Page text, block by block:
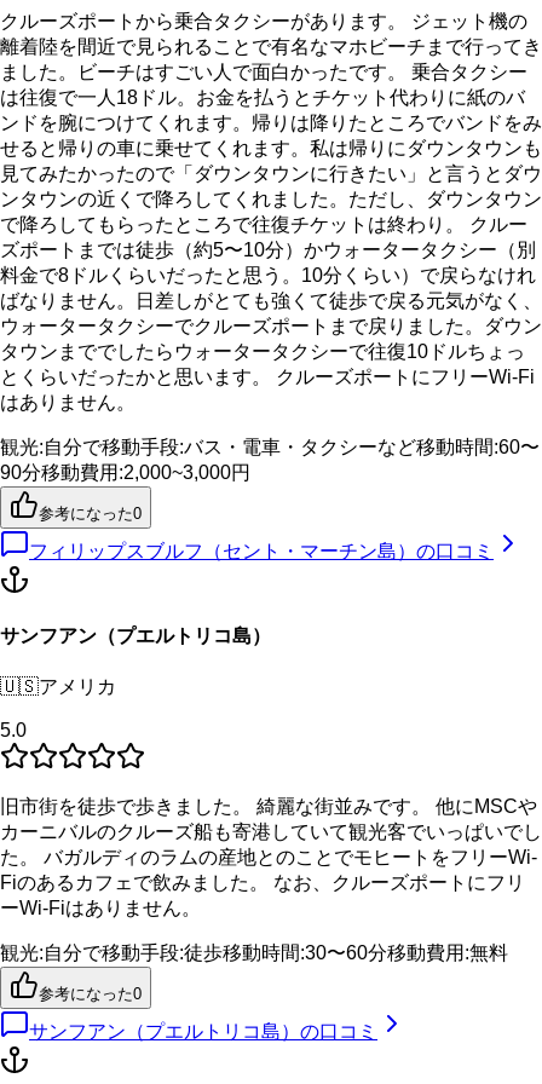
クルーズポートから乗合タクシーがあります。 ジェット機の
離着陸を間近で見られることで有名なマホビーチまで行ってき
ました。ビーチはすごい人で面白かったです。 乗合タクシー
は往復で一人18ドル。お金を払うとチケット代わりに紙のバ
ンドを腕につけてくれます。帰りは降りたところでバンドをみ
せると帰りの車に乗せてくれます。私は帰りにダウンタウンも
見てみたかったので「ダウンタウンに行きたい」と言うとダウ
ンタウンの近くで降ろしてくれました。ただし、ダウンタウン
で降ろしてもらったところで往復チケットは終わり。 クルー
ズポートまでは徒歩（約5〜10分）かウォータータクシー（別
料金で8ドルくらいだったと思う。10分くらい）で戻らなけれ
ばなりません。日差しがとても強くて徒歩で戻る元気がなく、
ウォータータクシーでクルーズポートまで戻りました。ダウン
タウンまででしたらウォータータクシーで往復10ドルちょっ
とくらいだったかと思います。 クルーズポートにフリーWi-Fi
はありません。
観光:自分で移動手段:バス・電車・タクシーなど移動時間:60〜
90分移動費用 :2,000~3,000円
参考になった0
フィリップスブルフ（セント・マーチン島） の口コミ
サンフアン（プエルトリコ島）
🇺🇸アメリカ
5.0
旧市街を徒歩で歩きました。 綺麗な街並みです。 他にMSCや
カーニバルのクルーズ船も寄港していて観光客でいっぱいでし
た。 バガルディのラムの産地とのことでモヒートをフリーWi-
Fiのあるカフェで飲みました。 なお、クルーズポートにフリ
ーWi-Fiはありません。
観光:自分で移動手段:徒歩移動時間:30〜60分移動費用 :無料
参考になった0
サンフアン（プエルトリコ島） の口コミ